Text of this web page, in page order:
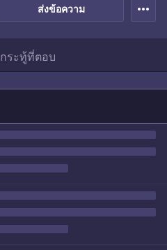
ส่งข้อความ more_horiz
กระทู้ที่ตอบ